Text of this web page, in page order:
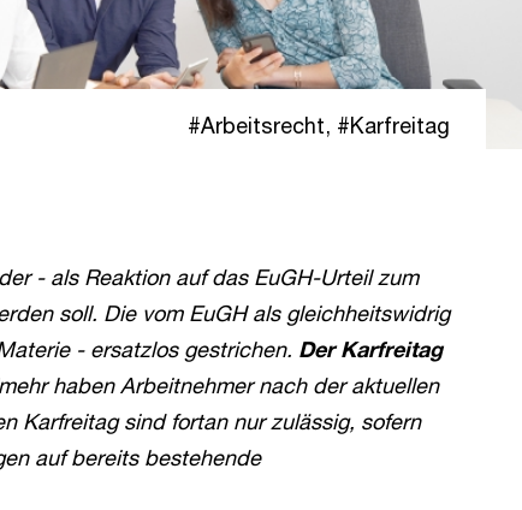
Arbeitsrecht, Karfreitag
- als Reaktion auf das EuGH-Urteil zum
soll. Die vom EuGH als gleichheitswidrig
- ersatzlos gestrichen. Der Karfreitag
haben Arbeitnehmer nach der aktuellen
Karfreitag sind fortan nur zulässig, sofern
auf bereits bestehende